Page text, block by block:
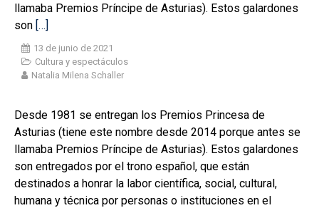
llamaba Premios Príncipe de Asturias). Estos galardones
son […]
13 de junio de 2021
Cultura y espectáculos
Natalia Milena Schaller
Desde 1981 se entregan los Premios Princesa de
Asturias (tiene este nombre desde 2014 porque antes se
llamaba Premios Príncipe de Asturias). Estos galardones
son entregados por el trono español, que están
destinados a honrar la labor científica, social, cultural,
humana y técnica por personas o instituciones en el